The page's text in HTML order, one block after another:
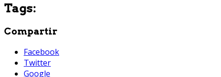
Tags:
Compartir
Facebook
Twitter
Google